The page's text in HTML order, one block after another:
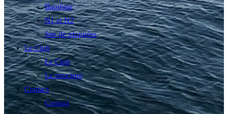
Baptême
N1 et N2
Site de plongées
Le Club
Le Club
La structure
Contact
Contact